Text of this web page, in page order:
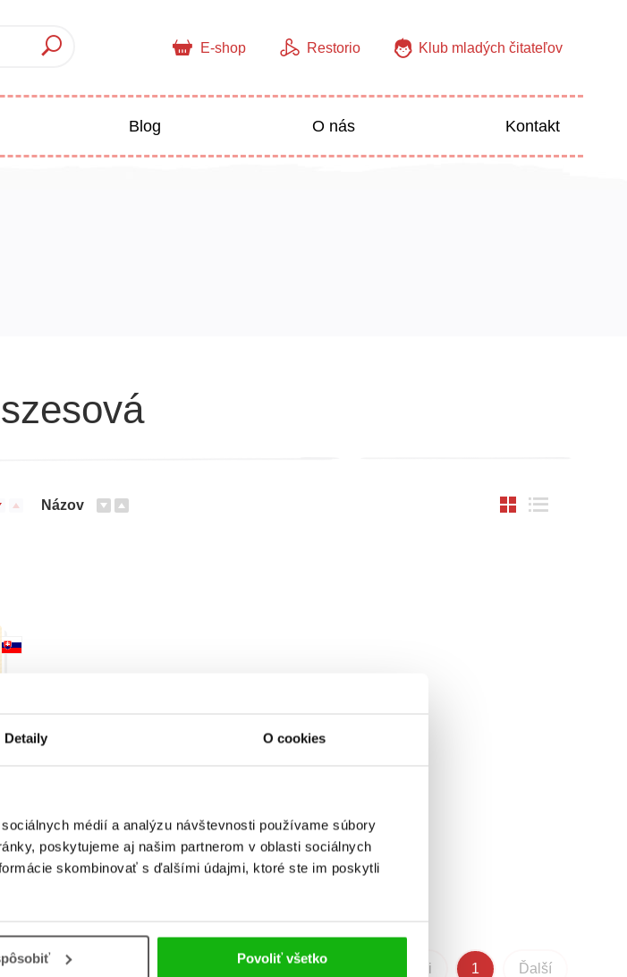
Detaily O cookies
médií a analýzu návštevnosti používame súbory
poskytujeme aj našim partnerom v oblasti sociálnych
skombinovať s ďalšími údajmi, ktoré ste im poskytli
Povoliť všetko
E-shop Restorio Klub mladých čitateľov
Blog O nás Kontakt
Názov
Predchádzajúci 1 Ďalší